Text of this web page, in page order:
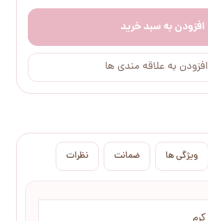
افزودن به سبد خرید
افزودن به علاقه مندی ها
ویژگی ها ضمانت نظرات